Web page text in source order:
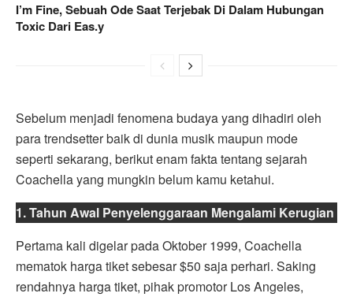
I’m Fine, Sebuah Ode Saat Terjebak Di Dalam Hubungan
Toxic Dari Eas.y
Sebelum menjadi fenomena budaya yang dihadiri oleh
para trendsetter baik di dunia musik maupun mode
seperti sekarang, berikut enam fakta tentang sejarah
Coachella yang mungkin belum kamu ketahui.
1. Tahun Awal Penyelenggaraan Mengalami Kerugian
Pertama kali digelar pada Oktober 1999, Coachella
mematok harga tiket sebesar $50 saja perhari. Saking
rendahnya harga tiket, pihak promotor Los Angeles,